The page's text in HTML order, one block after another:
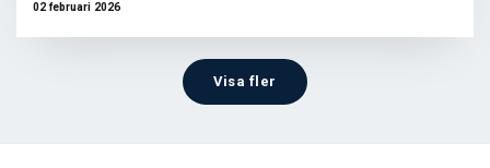
02 februari 2026
Visa fler